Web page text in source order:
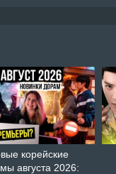
корейские
августа 2026: